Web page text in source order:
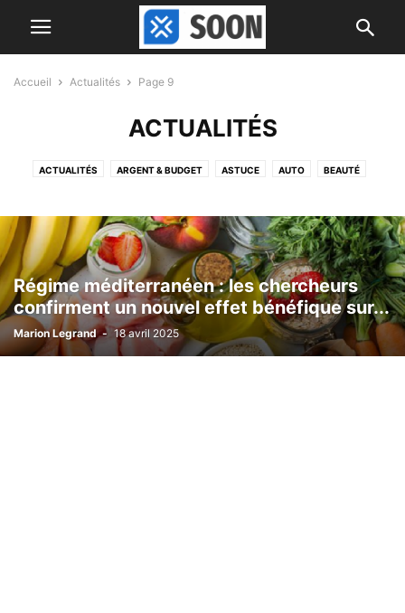
Accueil Actualités Page 9
ACTUALITÉS
ACTUALITÉS ARGENT & BUDGET ASTUCE AUTO BEAUTÉ
NETTOYAGE & ENTRETIEN NINTENDO PEOPLE PLAYSTATION
RECETTES RECIPES RETRAITE SANTÉ & REMÈDES SCIENCE
TECH TESTS
Régime méditerranéen : les chercheurs
confirment un nouvel effet bénéfique sur...
Marion Legrand - 18 avril 2025